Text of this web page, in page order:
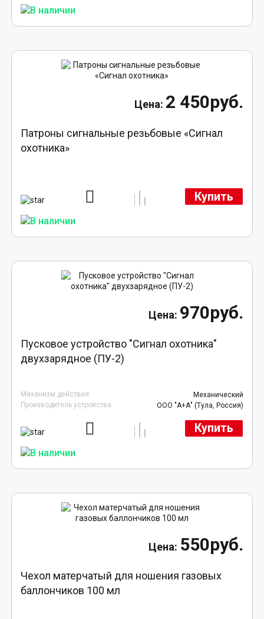
2 450руб.
Патроны сигнальные резьбовые «Сигнал
охотника»
Купить
970руб.
Пусковое устройство "Сигнал охотника"
двухзарядное (ПУ-2)
Механизм действия
Механический
Производитель устройства
ООО "А+А" (Тула, Россия)
Купить
550руб.
Чехол матерчатый для ношения газовых
баллончиков 100 мл